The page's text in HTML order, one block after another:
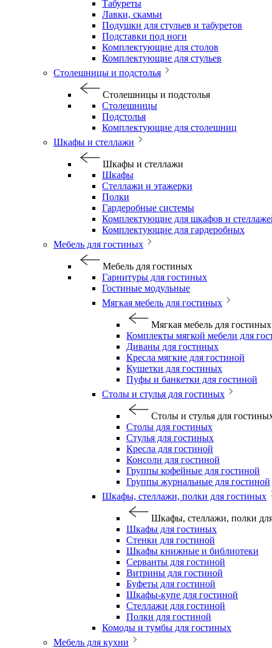
Табуреты
Лавки, скамьи
Подушки для стульев и табуретов
Подставки под ноги
Комплектующие для столов
Комплектующие для стульев
Столешницы и подстолья
Столешницы и подстолья
Столешницы
Подстолья
Комплектующие для столешниц
Шкафы и стеллажи
Шкафы и стеллажи
Шкафы
Стеллажи и этажерки
Полки
Гардеробные системы
Комплектующие для шкафов и
Комплектующие для гардеробных
Мебель для гостиных
Мебель для гостиных
Гарнитуры для гостиных
Гостиные модульные
Мягкая мебель для гостиных
Мягкая мебель для гостиных
Комплекты мягкой мебели для
Диваны для гостиных
Кресла мягкие для гостиной
Кушетки для гостиных
Пуфы и банкетки для гостиной
Столы и стулья для гостиных
Столы и стулья для
Столы для гостиных
Стулья для гостиных
Кресла для гостиной
Консоли для гостиной
Группы кофейные для гостиной
Группы журнальные для гостиной
Шкафы, стеллажи, полки для гостиных
Шкафы, стеллажи, полки
Шкафы для гостиных
Стенки для гостиной
Шкафы книжные и библиотеки
Серванты для гостиной
Витрины для гостиной
Буфеты для гостиной
Шкафы-купе для гостиной
Стеллажи для гостиной
Полки для гостиной
Комоды и тумбы для гостиных
Мебель для кухни